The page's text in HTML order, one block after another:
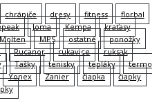
chrániče dresy fitness
florbal
Joma Kempa
kraťasy
Molten MPS ostatné
ponožky
Rucanor rukavice
ruksak
Tašky tenisky tepláky
termo
Yonex Zanier čiapka
čiapky